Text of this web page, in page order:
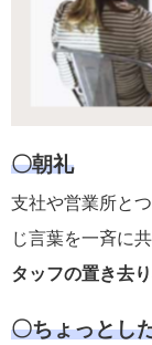
〇朝礼
支社や営業所と
じ言葉を一斉に
タッフの置き去
〇ちょっとし